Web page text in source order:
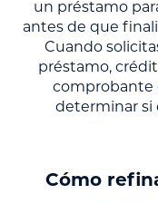
un préstamo
antes de que
Cuando
préstamo,
comprobante
determinar si
Cómo